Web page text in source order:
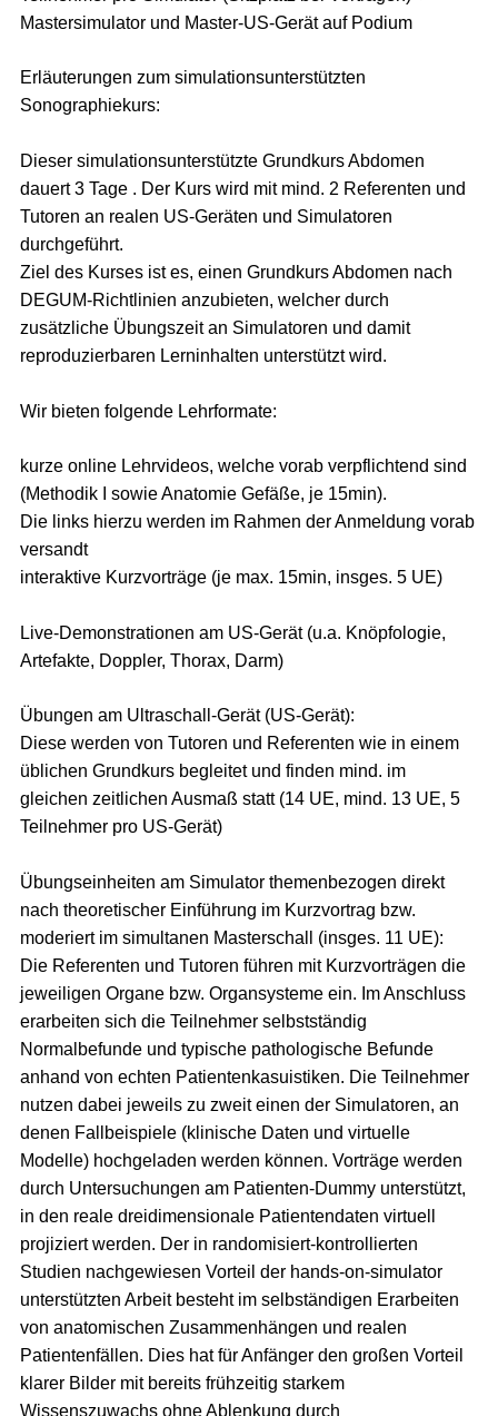
Mastersimulator und Master-US-Gerät auf Podium
Erläuterungen zum simulationsunterstützten
Sonographiekurs:
Dieser simulationsunterstützte Grundkurs Abdomen
dauert 3 Tage . Der Kurs wird mit mind. 2 Referenten und
Tutoren an realen US-Geräten und Simulatoren
durchgeführt.
Ziel des Kurses ist es, einen Grundkurs Abdomen nach
DEGUM-Richtlinien anzubieten, welcher durch
zusätzliche Übungszeit an Simulatoren und damit
reproduzierbaren Lerninhalten unterstützt wird.
Wir bieten folgende Lehrformate:
kurze online Lehrvideos, welche vorab verpflichtend sind
(Methodik I sowie Anatomie Gefäße, je 15min).
Die links hierzu werden im Rahmen der Anmeldung vorab
versandt
interaktive Kurzvorträge (je max. 15min, insges. 5 UE)
Live-Demonstrationen am US-Gerät (u.a. Knöpfologie,
Artefakte, Doppler, Thorax, Darm)
Übungen am Ultraschall-Gerät (US-Gerät):
Diese werden von Tutoren und Referenten wie in einem
üblichen Grundkurs begleitet und finden mind. im
gleichen zeitlichen Ausmaß statt (14 UE, mind. 13 UE, 5
Teilnehmer pro US-Gerät)
Übungseinheiten am Simulator themenbezogen direkt
nach theoretischer Einführung im Kurzvortrag bzw.
moderiert im simultanen Masterschall (insges. 11 UE):
Die Referenten und Tutoren führen mit Kurzvorträgen die
jeweiligen Organe bzw. Organsysteme ein. Im Anschluss
erarbeiten sich die Teilnehmer selbstständig
Normalbefunde und typische pathologische Befunde
anhand von echten Patientenkasuistiken. Die Teilnehmer
nutzen dabei jeweils zu zweit einen der Simulatoren, an
denen Fallbeispiele (klinische Daten und virtuelle
Modelle) hochgeladen werden können. Vorträge werden
durch Untersuchungen am Patienten-Dummy unterstützt,
in den reale dreidimensionale Patientendaten virtuell
projiziert werden. Der in randomisiert-kontrollierten
Studien nachgewiesen Vorteil der hands-on-simulator
unterstützten Arbeit besteht im selbständigen Erarbeiten
von anatomischen Zusammenhängen und realen
Patientenfällen. Dies hat für Anfänger den großen Vorteil
klarer Bilder mit bereits frühzeitig starkem
Wissenszuwachs ohne Ablenkung durch